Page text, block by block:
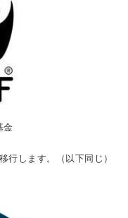
金
行します。（以下同じ）